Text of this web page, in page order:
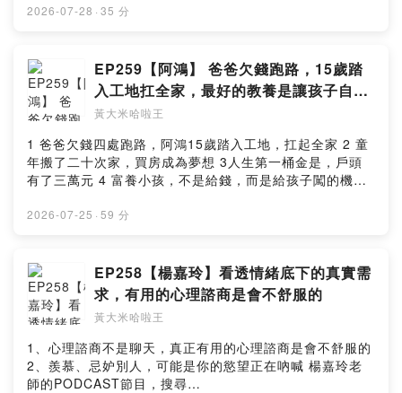
2026-07-28 · 35 分
EP259【阿鴻】 爸爸欠錢跑路，15歲踏
入工地扛全家，最好的教養是讓孩子自已
去闖
黃大米哈啦王
1 爸爸欠錢四處跑路，阿鴻15歲踏入工地，扛起全家 2 童
年搬了二十次家，買房成為夢想 3人生第一桶金是，戶頭
有了三萬元 4 富養小孩，不是給錢，而是給孩子闖的機會
水泥工阿鴻 鄭志鴻著作：《做工的阿爸；教孩子扛起自己
sloc=reprodi3 --Hosting provided by SoundOn
2026-07-25 · 59 分
EP258【楊嘉玲】看透情緒底下的真實需
求，有用的心理諮商是會不舒服的
黃大米哈啦王
1、心理諮商不是聊天，真正有用的心理諮商是會不舒服的
2、羨慕、忌妒別人，可能是你的慾望正在吶喊 楊嘉玲老
師的PODCAST節目，搜尋